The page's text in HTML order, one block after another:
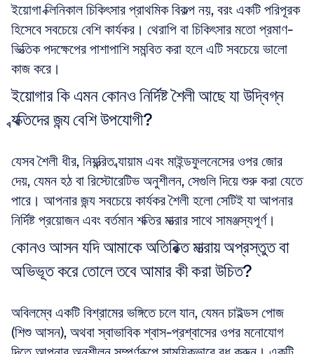
ইয়োগা ক্লিনিকাল চিকিৎসার প্রাথমিক বিকল্প নয়, বরং একটি পরিপূরক
হিসেবে সবচেয়ে বেশি কার্যকর। থেরাপি বা চিকিৎসার মতো প্রমাণ-
ভিত্তিক পদক্ষেপের পাশাপাশি সমন্বিত করা হলে এটি সবচেয়ে ভালো
কাজ করে।
ইয়োগার কি এমন কোনও নির্দিষ্ট শৈলী আছে যা উদ্বিগ্ন
ব্যক্তিদের জন্য বেশি উপযোগী?
যেসব শৈলী ধীর, নিয়ন্ত্রিত ব্যায়াম এবং মাইন্ডফুলনেসের ওপর জোর
দেয়, যেমন হঠ বা রিস্টোরেটিভ অনুশীলন, সেগুলি দিয়ে শুরু করা যেতে
পারে। আপনার জন্য সবচেয়ে কার্যকর শৈলী হলো সেটিই যা আপনার
নির্দিষ্ট প্রয়োজন এবং বর্তমান শক্তির মাত্রার সাথে সামঞ্জস্যপূর্ণ।
কোনও আসন যদি আমাকে অতিরিক্ত মাত্রায় অপ্রস্তুত বা
অভিভূত করে তোলে তবে আমার কী করা উচিত?
অবিলম্বে একটি বিশ্রামের ভঙ্গিতে চলে যান, যেমন চাইল্ডস পোজ
(শিশু আসন), অথবা স্বাভাবিক শ্বাস-প্রশ্বাসের ওপর মনোযোগ